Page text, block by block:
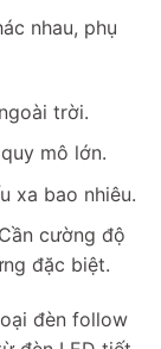
nhau, phụ
trời.
mô lớn.
xa bao nhiêu.
Cần cường độ
đặc biệt.
đèn follow